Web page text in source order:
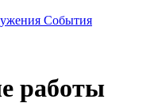
События
работы